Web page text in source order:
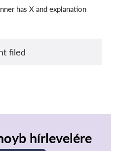
has X and explanation
filed
hírlevelére